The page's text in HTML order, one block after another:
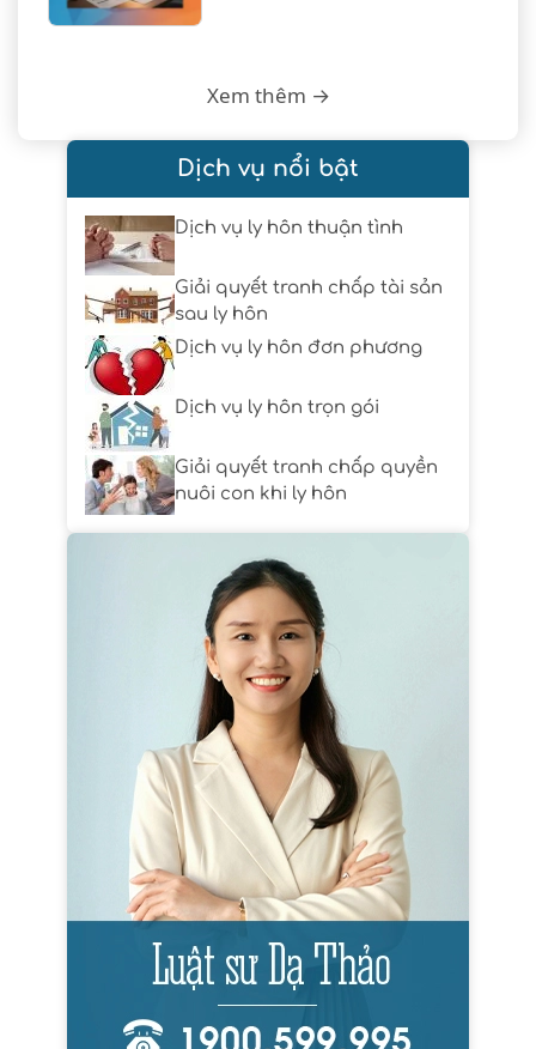
Xem thêm →
Dịch vụ nổi bật
Dịch vụ ly hôn thuận tình
Giải quyết tranh chấp tài sản
sau ly hôn
Dịch vụ ly hôn đơn phương
Dịch vụ ly hôn trọn gói
Giải quyết tranh chấp quyền
nuôi con khi ly hôn